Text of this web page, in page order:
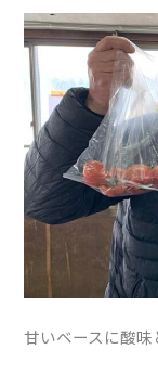
甘いベースに酸味